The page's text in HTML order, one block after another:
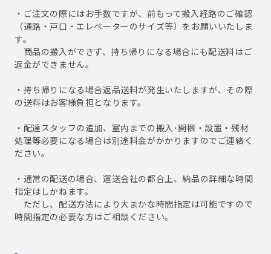
・ご注文の際にはお手数ですが、前もって搬入経路のご確認
（通路・戸口・エレベーターのサイズ等）をお願いいたしま
す。
商品の搬入ができず、持ち帰りになる場合にも配送料はご
返金ができません。
・持ち帰りになる場合返品送料が発生いたしますが、その際
の送料はお客様負担となります。
・配達スタッフの追加、室内までの搬入･開梱・設置・残材
処理等必要になる場合は別途料金がかかりますのでご連絡く
ださい。
・通常の配送の場合、運送会社の都合上、納品の詳細な時間
指定はしかねます。
ただし、配送方法により大まかな時間指定は可能ですので
時間指定の必要な方はご相談ください。